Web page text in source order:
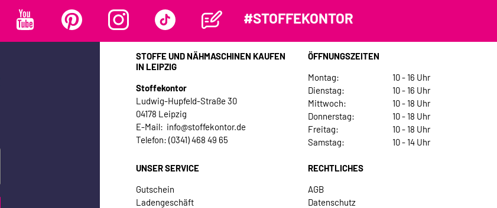
#STOFFEKONTOR
STOFFE UND NÄHMASCHINEN KAUFEN
IN LEIPZIG
Stoffekontor
Ludwig-Hupfeld-Straße 30
04178 Leipzig
E-Mail: info@stoffekontor.de
Telefon: (0341) 468 49 65
ÖFFNUNGSZEITEN
Montag:
10 - 16 Uhr
Dienstag:
10 - 16 Uhr
Mittwoch:
10 - 18 Uhr
Donnerstag:
10 - 18 Uhr
Freitag:
10 - 18 Uhr
Samstag:
10 - 14 Uhr
UNSER SERVICE
Gutschein
Ladengeschäft
RECHTLICHES
AGB
Datenschutz